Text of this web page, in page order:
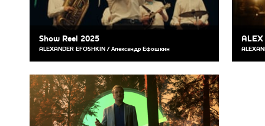
Show Reel 2025
ALEXANDER EFOSHKIN / Александр Ефошкин